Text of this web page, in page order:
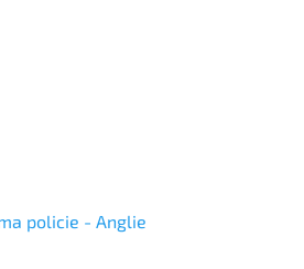
policie - Anglie